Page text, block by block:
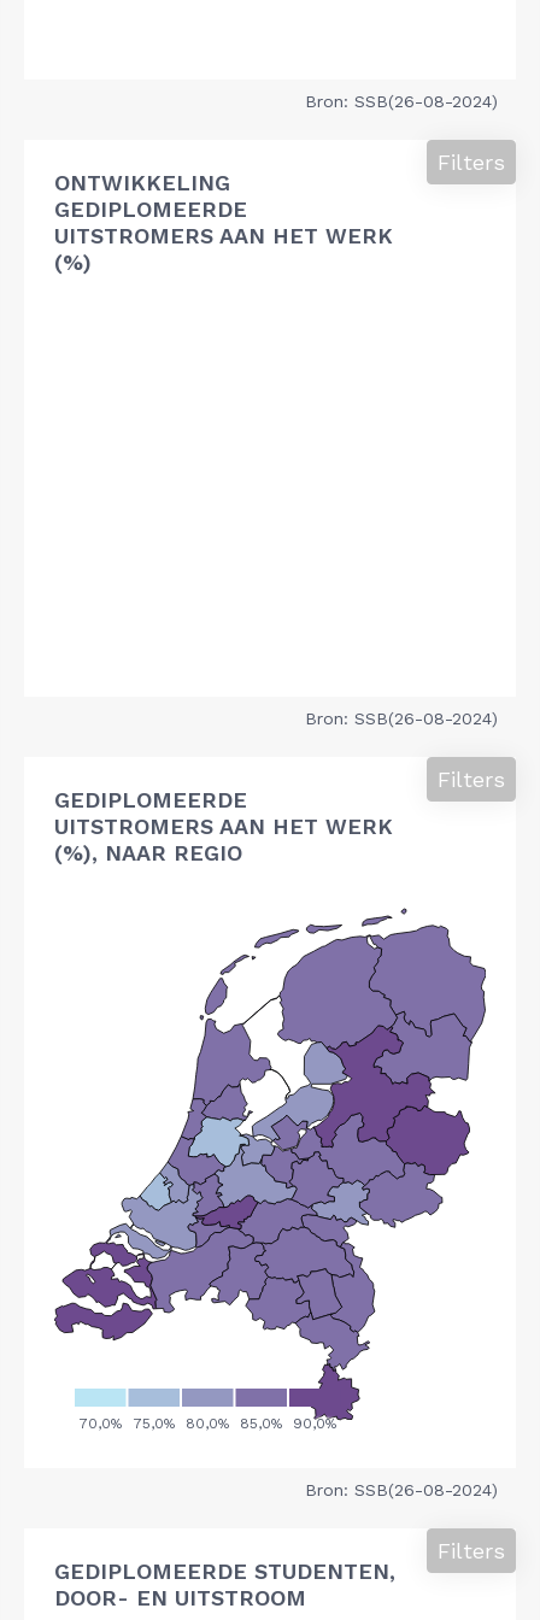
Bron: SSB(26-08-2024)
ONTWIKKELING
GEDIPLOMEERDE
UITSTROMERS AAN HET WERK
(%)
Filters
Bron: SSB(26-08-2024)
GEDIPLOMEERDE
UITSTROMERS AAN HET WERK
(%), NAAR REGIO
Filters
Bron: SSB(26-08-2024)
GEDIPLOMEERDE STUDENTEN,
DOOR- EN UITSTROOM
Filters